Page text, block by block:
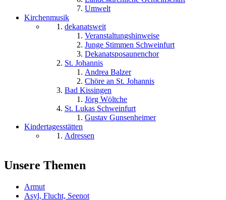
Umwelt
Kirchenmusik
dekanatsweit
Veranstaltungshinweise
Junge Stimmen Schweinfurt
Dekanatsposaunenchor
St. Johannis
Andrea Balzer
Chöre an St. Johannis
Bad Kissingen
Jörg Wöltche
St. Lukas Schweinfurt
Gustav Gunsenheimer
Kindertagesstätten
Adressen
Unsere Themen
Armut
Asyl, Flucht, Seenot